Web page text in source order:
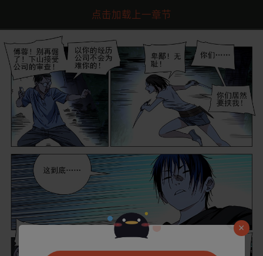
点击加载上一章节
是否前往腾漫App继续阅读